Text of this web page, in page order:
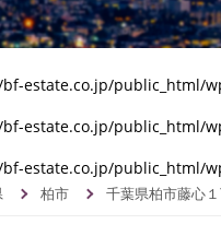
bf-estate.co.jp/public_html/
bf-estate.co.jp/public_html/
bf-estate.co.jp/public_html/
柏市 千葉県柏市藤心